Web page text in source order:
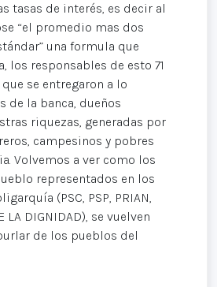
tasas de interés, es decir al
“el promedio mas dos
una formula que
los responsables de esto 71
se entregaron a lo
de la banca, dueños
riquezas, generadas por
campesinos y pobres
Volvemos a ver como los
representados en los
(PSC, PSP, PRIAN,
LA DIGNIDAD), se vuelven
de los pueblos del